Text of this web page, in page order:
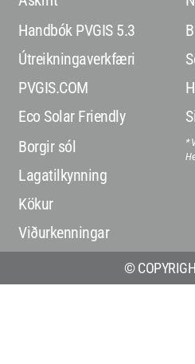
Handbók PVGIS 5.3
Útreikningaverkfæri
PVGIS.COM
Eco Solar Friendly
Borgir sól
Lagatilkynning
Kökur
Viðurkenningar
*
©